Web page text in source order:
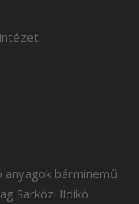
bárminemű
Sárközi Ildikó